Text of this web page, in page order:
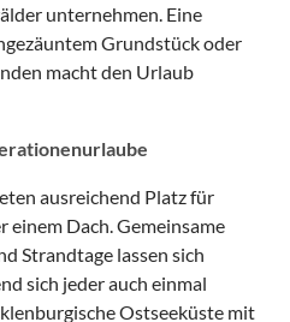
unternehmen. Eine
Grundstück oder
macht den Urlaub
ausreichend Platz für
Dach. Gemeinsame
Strandtage lassen sich
sich jeder auch einmal
Ostseeküste mit